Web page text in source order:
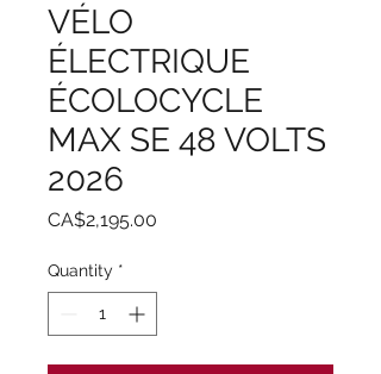
VÉLO
ÉLECTRIQUE
ÉCOLOCYCLE
MAX SE 48 VOLTS
2026
CA$2,195.00
Quantity *